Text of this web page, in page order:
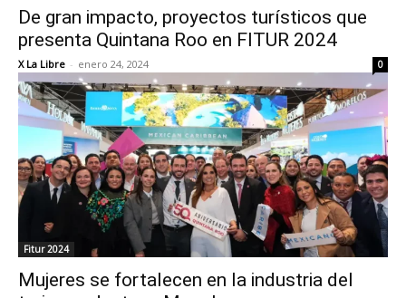
De gran impacto, proyectos turísticos que
presenta Quintana Roo en FITUR 2024
X La Libre - enero 24, 2024 0
Fitur 2024
Mujeres se fortalecen en la industria del